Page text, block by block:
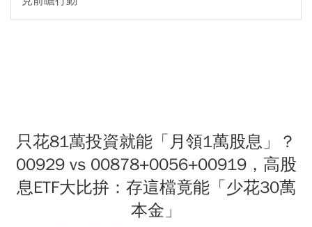
只花81萬投資就能「月領1萬股息」？
00929 vs 00878+0056+00919，高股
息ETF大比拚：存這檔竟能「少花30萬
本金」